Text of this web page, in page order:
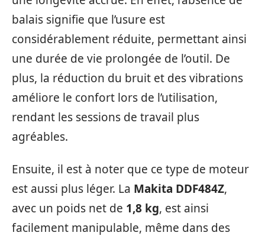
balais signifie que l’usure est
considérablement réduite, permettant ainsi
une durée de vie prolongée de l’outil. De
plus, la réduction du bruit et des vibrations
améliore le confort lors de l’utilisation,
rendant les sessions de travail plus
agréables.
Ensuite, il est à noter que ce type de moteur
est aussi plus léger. La Makita DDF484Z,
avec un poids net de 1,8 kg, est ainsi
facilement manipulable, même dans des